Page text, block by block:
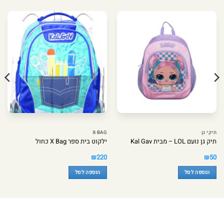
תיקי גן
תיק גן נועם LOL – מבית Kal Gav
₪50
הוספה לסל
X-BAG
ילקוט בית ספר X Bag כחול
₪220
הוספה לסל